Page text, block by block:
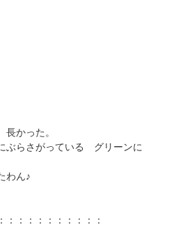
かった。
ぶらさがっている グリーンに
わん♪
：：：：：：：：：：